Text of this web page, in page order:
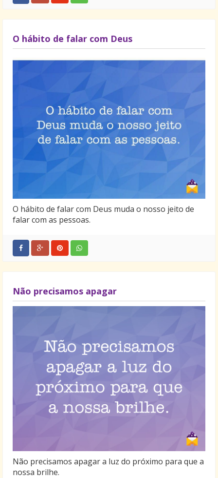
O hábito de falar com Deus
O hábito de falar com Deus muda o nosso jeito de
falar com as pessoas.
Não precisamos apagar
Não precisamos apagar a luz do próximo para que a
nossa brilhe.